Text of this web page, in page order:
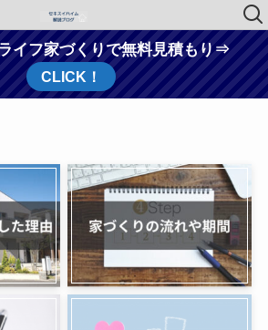
イフ家づくりで無料見積もり⇒
CLICK！